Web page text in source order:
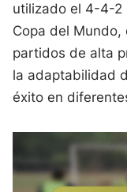
utilizado el 4-4-2
Copa del
partidos de alta
la adaptabilidad
éxito en